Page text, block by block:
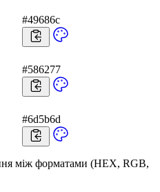
#49686c
#586277
#6d5b6d
між форматами (HEX, RGB,